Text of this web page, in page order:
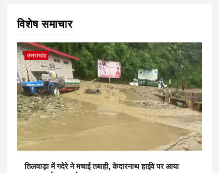
विशेष समाचार
उत्तराखंड
तिलवाड़ा में गदेरे ने मचाई तबाही, केदारनाथ हाईवे पर आया